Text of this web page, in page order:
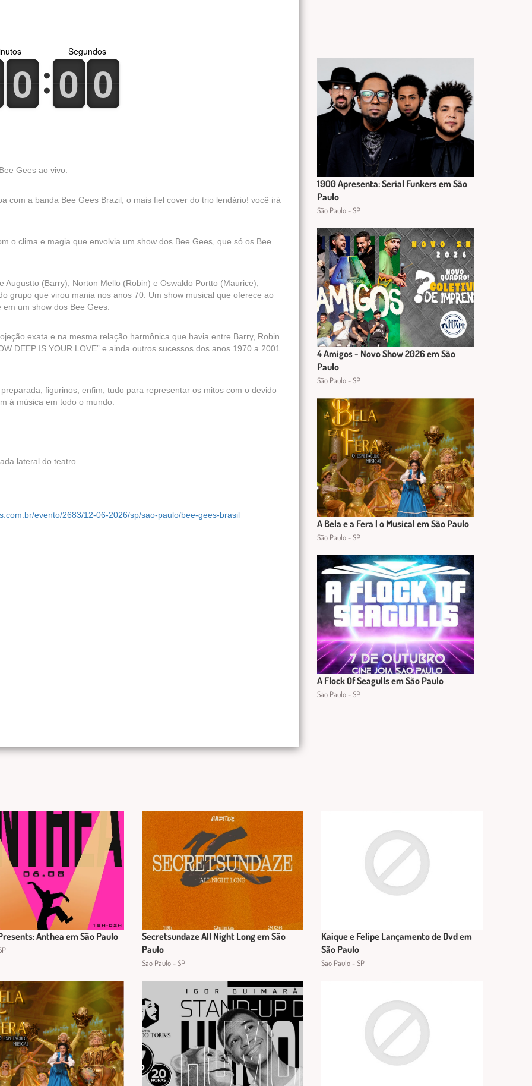
0
0
1
1 0
0
1
1 0
0
1
1
Segundos
Gees ao vivo.
com a banda Bee Gees Brazil, o mais fiel cover do trio lendário! você irá
o clima e magia que envolvia um show dos Bee Gees, que só os Bee
(Barry), Norton Mello (Robin) e Oswaldo Portto (Maurice),
grupo que virou mania nos anos 70. Um show musical que oferece ao
um show dos Bee Gees.
exata e na mesma relação harmônica que havia entre Barry, Robin
DEEP IS YOUR LOVE” e ainda outros sucessos dos anos 1970 a 2001
figurinos, enfim, tudo para representar os mitos com o devido
à música em todo o mundo.
lateral do teatro
evento/2683/12-06-2026/sp/sao-paulo/bee-gees-brasil
1900 Apresenta: Serial Funkers em São
Paulo
São Paulo - SP
4 Amigos - Novo Show 2026 em São
Paulo
São Paulo - SP
A Bela e a Fera | o Musical em São Paulo
São Paulo - SP
A Flock Of Seagulls em São Paulo
São Paulo - SP
Anthea em São Paulo
Secretsundaze All Night Long em São
Paulo
São Paulo - SP
Kaique e Felipe Lançamento de Dvd em
São Paulo
São Paulo - SP